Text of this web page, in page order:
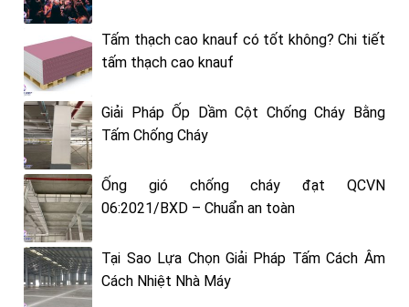
Tấm thạch cao knauf có tốt không? Chi tiết
tấm thạch cao knauf
Giải Pháp Ốp Dầm Cột Chống Cháy Bằng
Tấm Chống Cháy
Ống gió chống cháy đạt QCVN
06:2021/BXD – Chuẩn an toàn
Tại Sao Lựa Chọn Giải Pháp Tấm Cách Âm
Cách Nhiệt Nhà Máy